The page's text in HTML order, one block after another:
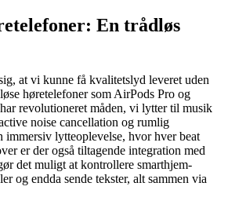
En trådløs
at vi kunne få kvalitetslyd leveret uden
høretelefoner som AirPods Pro og
revolutioneret måden, vi lytter til musik
noise cancellation og rumlig
lytteoplevelse, hvor hver beat
er der også tiltagende integration med
det muligt at kontrollere smarthjem-
og endda sende tekster, alt sammen via